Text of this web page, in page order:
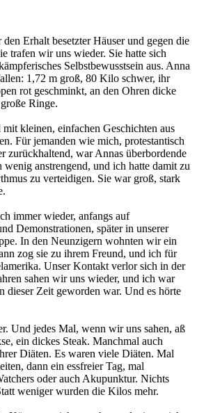
Erhalt besetzter Häuser und gegen die
trafen wir uns wieder. Sie hatte sich
Selbstbewusstsein aus. Anna
1,72 m groß, 80 Kilo schwer, ihr
rot geschminkt, an den Ohren dicke
Ringe.
kleinen, einfachen Geschichten aus
Für jemanden wie mich, protestantisch
zurückhaltend, war Annas überbordende
wenig anstrengend, und ich hatte damit zu
zu verteidigen. Sie war groß, stark
immer wieder, anfangs auf
Demonstrationen, später in unserer
In den Neunzigern wohnten wir ein
zog sie zu ihrem Freund, und ich für
Unser Kontakt verlor sich in der
sahen wir uns wieder, und ich war
dieser Zeit geworden war. Und es hörte
Und jedes Mal, wenn wir uns sahen, aß
ein dickes Steak. Manchmal auch
Diäten. Es waren viele Diäten. Mal
dann ein essfreier Tag, mal
oder auch Akupunktur. Nichts
weniger wurden die Kilos mehr.